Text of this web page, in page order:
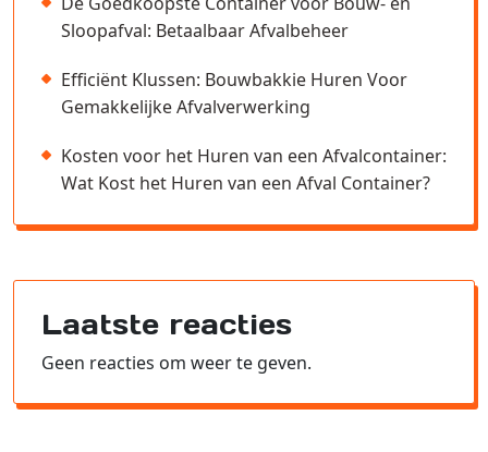
Sloopafval: Betaalbaar Afvalbeheer
Efficiënt Klussen: Bouwbakkie Huren Voor
Gemakkelijke Afvalverwerking
Kosten voor het Huren van een Afvalcontainer:
Wat Kost het Huren van een Afval Container?
Laatste reacties
Geen reacties om weer te geven.